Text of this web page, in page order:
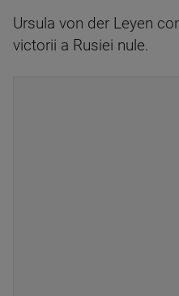
Ursula von der Leyen
victorii a Rusiei nule.